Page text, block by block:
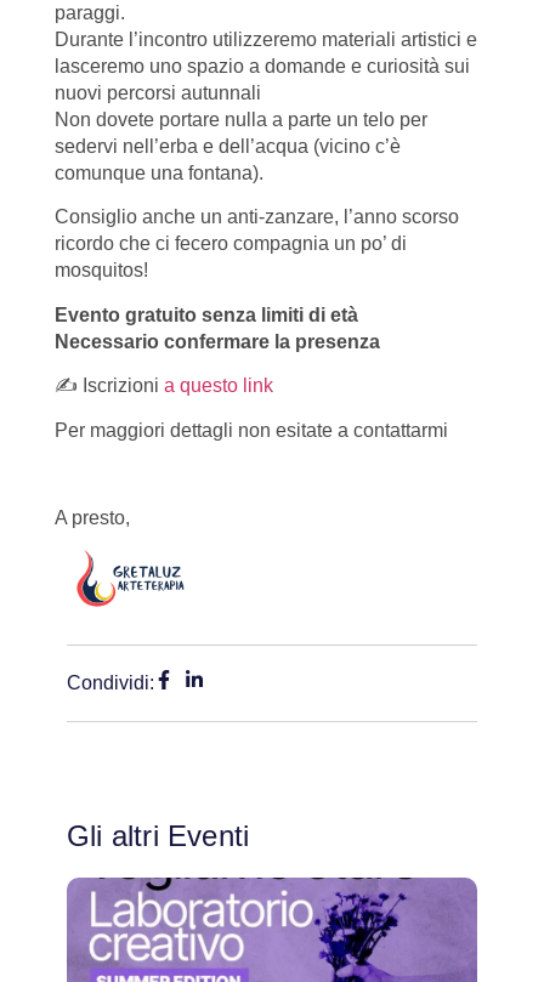
paraggi.
Durante l’incontro utilizzeremo materiali artistici e
lasceremo uno spazio a domande e curiosità sui
nuovi percorsi autunnali
Non dovete portare nulla a parte un telo per
sedervi nell’erba e dell’acqua (vicino c’è
comunque una fontana).
Consiglio anche un anti-zanzare, l’anno scorso
ricordo che ci fecero compagnia un po’ di
mosquitos!
Evento gratuito senza limiti di età
Necessario confermare la presenza
✍ Iscrizioni a questo link
Per maggiori dettagli non esitate a contattarmi
A presto,
Condividi:
Gli altri Eventi